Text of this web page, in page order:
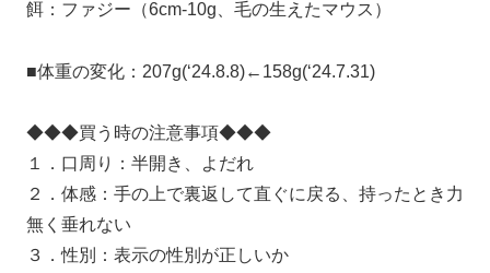
餌：ファジー（6cm-10g、毛の生えたマウス）
■体重の変化：207g(‘24.8.8)←158g(‘24.7.31)
◆◆◆買う時の注意事項◆◆◆
１．口周り：半開き、よだれ
２．体感：手の上で裏返して直ぐに戻る、持ったとき力
無く垂れない
３．性別：表示の性別が正しいか